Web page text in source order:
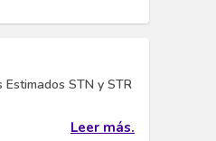
STN y STR
Leer más.